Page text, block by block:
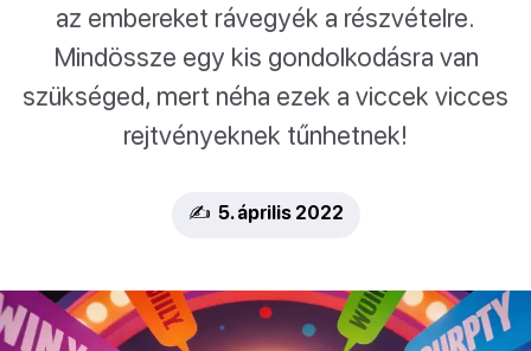
az embereket rávegyék a részvételre.
Mindössze egy kis gondolkodásra van
szükséged, mert néha ezek a viccek vicces
rejtvényeknek tűnhetnek!
✍️ 5. április 2022